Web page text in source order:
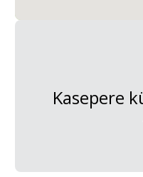
Kasepere